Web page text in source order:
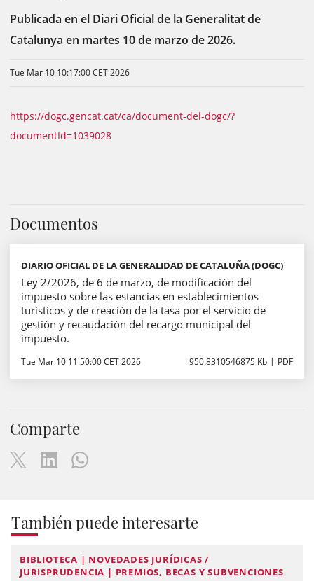
Publicada en el Diari Oficial de la Generalitat de
Catalunya en martes 10 de marzo de 2026.
Tue Mar 10 10:17:00 CET 2026
https://dogc.gencat.cat/ca/document-del-dogc/?
documentId=1039028
Documentos
DIARIO OFICIAL DE LA GENERALIDAD DE CATALUÑA (DOGC)
Ley 2/2026, de 6 de marzo, de modificación del
impuesto sobre las estancias en establecimientos
turísticos y de creación de la tasa por el servicio de
gestión y recaudación del recargo municipal del
impuesto.
Tue Mar 10 11:50:00 CET 2026 950.8310546875 Kb PDF
Comparte
También puede interesarte
BIBLIOTECA | NOVEDADES JURÍDICAS /
JURISPRUDENCIA | PREMIOS, BECAS Y SUBVENCIONES